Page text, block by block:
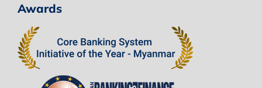
Awards